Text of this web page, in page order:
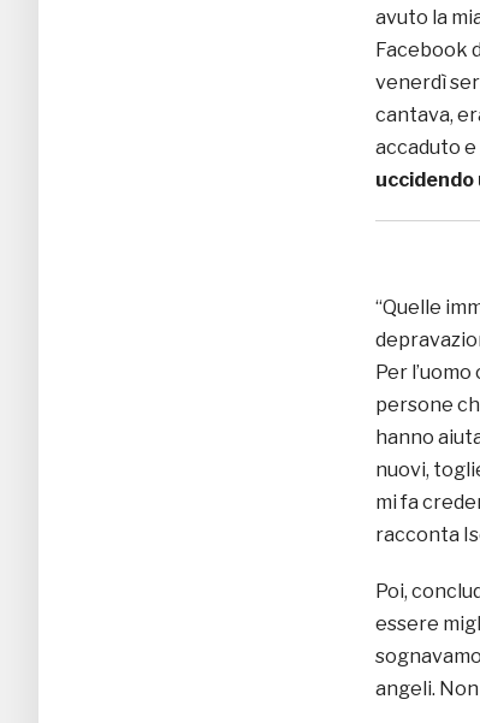
avuto la
Facebook
venerdì
cantava,
accaduto
“Quelle
Per
persone
hanno
nuovi,
mi fa
racconta
Poi,
essere
angeli.